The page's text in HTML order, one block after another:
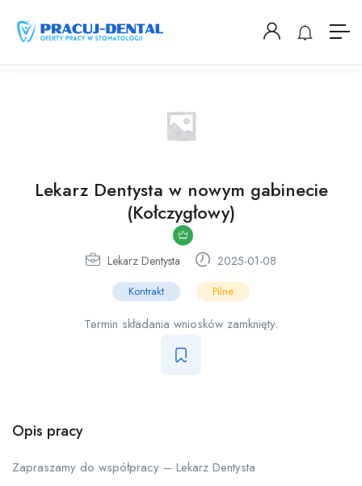
Lekarz Dentysta w nowym gabinecie
(Kołczygłowy)
Lekarz Dentysta 2025-01-08
Kontrakt Pilne
Termin składania wniosków zamknięty.
Opis pracy
Zapraszamy do współpracy – Lekarz Dentysta